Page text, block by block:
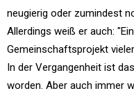
neugierig oder zumindest
Allerdings weiß er auch:
Gemeinschaftsprojekt
In der Vergangenheit ist
worden. Aber auch immer